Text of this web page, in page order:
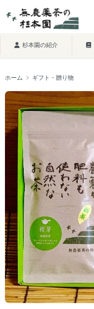
杉本園の紹介
ホーム ギフト・贈り物